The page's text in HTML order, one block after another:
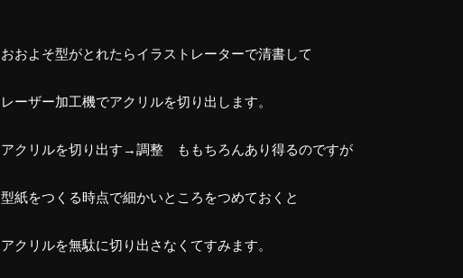
おおよそ型がとれたらイラストレーターで清書して
レーザー加工機でアクリルを切り出します。
アクリルを切り出す→調整 ももちろんあり得るのですが
型紙をつくる時点で細かいところをつめておくと
アクリルを無駄に切り出さなくてすみます。